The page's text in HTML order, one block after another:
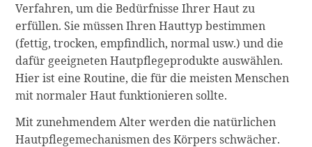
Verfahren, um die Bedürfnisse Ihrer Haut zu
erfüllen. Sie müssen Ihren Hauttyp bestimmen
(fettig, trocken, empfindlich, normal usw.) und die
dafür geeigneten Hautpflegeprodukte auswählen.
Hier ist eine Routine, die für die meisten Menschen
mit normaler Haut funktionieren sollte.
Mit zunehmendem Alter werden die natürlichen
Hautpflegemechanismen des Körpers schwächer.